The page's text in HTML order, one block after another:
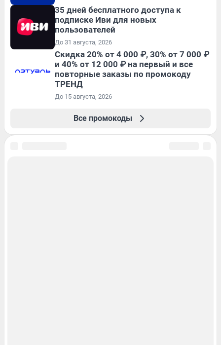
35 дней бесплатного доступа к
подписке Иви для новых
пользователей
До 31 августа, 2026
Скидка 20% от 4 000 ₽, 30% от 7 000 ₽
и 40% от 12 000 ₽ на первый и все
повторные заказы по промокоду
ТРЕНД
До 15 августа, 2026
Все промокоды